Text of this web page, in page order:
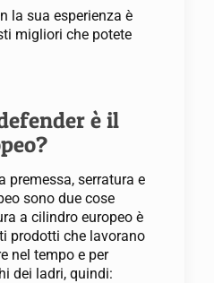
la sua esperienza è
migliori che potete
è il
premessa, serratura e
sono due cose
a cilindro europeo è
prodotti che lavorano
nel tempo e per
dei ladri, quindi: